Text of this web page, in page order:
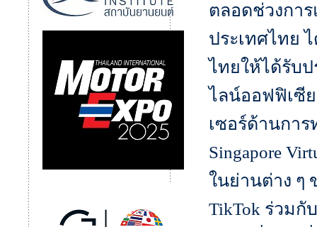
ตลอดช่วงการ
ประเทศไทย
ไทยให้ได้รับ
ไลน์ออฟฟิเซี
เซอร์ด้านกา
Singapore
ในย่านต่าง ๆ
TikTok ร่วม